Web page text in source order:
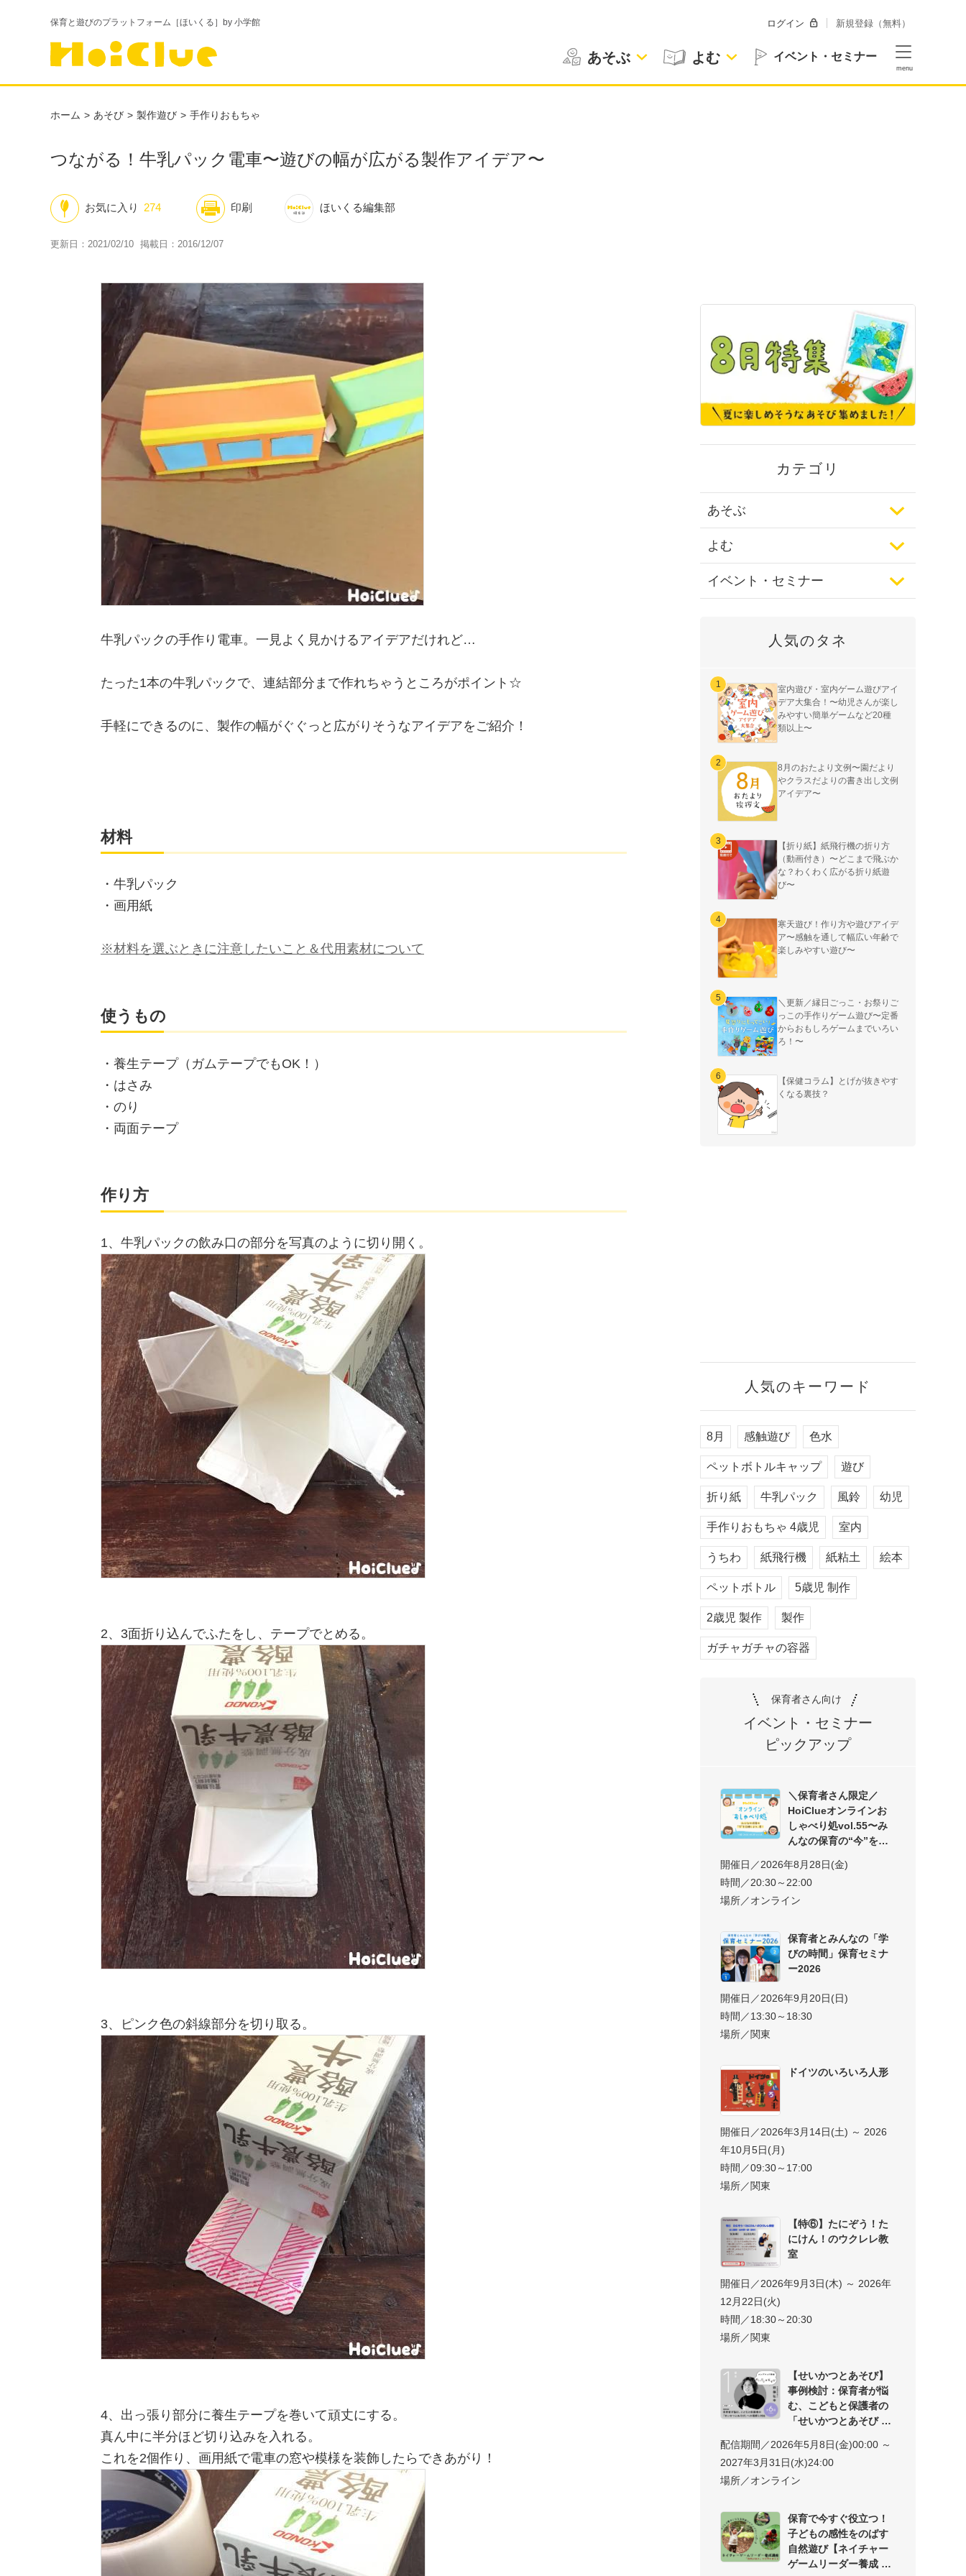
保育と遊びのプラットフォーム［ほいくる］by 小学館
あそぶ よむ イベント・セミナー
ログイン 新規登録（無料）
ホーム あそび 製作遊び 手作りおもちゃ
つながる！牛乳パック電車〜遊びの幅が広がる製作アイデア〜
ほいくる編集部
お気に入り 274 印刷
更新日：2021/02/10 掲載日：2016/12/07
牛乳パックの手作り電車。一見よく見かけるアイデアだけれど…
たった1本の牛乳パックで、連結部分まで作れちゃうところがポイント☆
手軽にできるのに、製作の幅がぐぐっと広がりそうなアイデアをご紹介！
材料
・牛乳パック
・画用紙
※材料を選ぶときに注意したいこと＆代用素材について
使うもの
・養生テープ（ガムテープでもOK！）
・はさみ
・のり
・両面テープ
作り方
1、牛乳パックの飲み口の部分を写真のように切り開く。
2、3面折り込んでふたをし、テープでとめる。
3、ピンク色の斜線部分を切り取る。
4、出っ張り部分に養生テープを巻いて頑丈にする。
真ん中に半分ほど切り込みを入れる。
これを2個作り、画用紙で電車の窓や模様を装飾したらできあがり！
カテゴリ
あそぶ
よむ
イベント・セミナー
人気のタネ
室内遊び・室内ゲーム遊びアイ
デア大集合！〜幼児さんが楽し
みやすい簡単ゲームなど20種
類以上〜
8月のおたより文例〜園だより
やクラスだよりの書き出し文例
アイデア〜
【折り紙】紙飛行機の折り方
（動画付き）〜どこまで飛ぶか
な？わくわく広がる折り紙遊
び〜
寒天遊び！作り方や遊びアイデ
ア〜感触を通して幅広い年齢で
楽しみやすい遊び〜
＼更新／縁日ごっこ・お祭りご
っこの手作りゲーム遊び〜定番
からおもしろゲームまでいろい
ろ！〜
【保健コラム】とげが抜きやす
くなる裏技？
人気のキーワード
8月 感触遊び 色水
ペットボトルキャップ 遊び
折り紙 牛乳パック 風鈴 幼児
手作りおもちゃ 4歳児 室内
うちわ 紙飛行機 紙粘土 絵本
ペットボトル 5歳児 制作
2歳児 製作 製作
ガチャガチャの容器
保育者さん向け
イベント・セミナー
ピックアップ
＼保育者さん限定／
HoiClueオンラインお
しゃべり処vol.55〜み
んなの保育の“今”を交
開催日／2026年8月28日(金)
時間／20:30～22:00
場所／オンライン
保育者とみんなの「学
びの時間」保育セミナ
ー2026
開催日／2026年9月20日(日)
時間／13:30～18:30
場所／関東
ドイツのいろいろ人形
開催日／2026年3月14日(土) ～ 2026
年10月5日(月)
時間／09:30～17:00
場所／関東
【特⑥】たにぞう！た
にけん！のウクレレ教
室
開催日／2026年9月3日(木) ～ 2026年
12月22日(火)
時間／18:30～20:30
場所／関東
【せいかつとあそび】
事例検討：保育者が悩
む、こどもと保護者の
「せいかつとあそび
配信期間／2026年5月8日(金)00:00 ～
2027年3月31日(水)24:00
場所／オンライン
保育で今すぐ役立つ！
子どもの感性をのばす
自然遊び【ネイチャー
ゲームリーダー養成